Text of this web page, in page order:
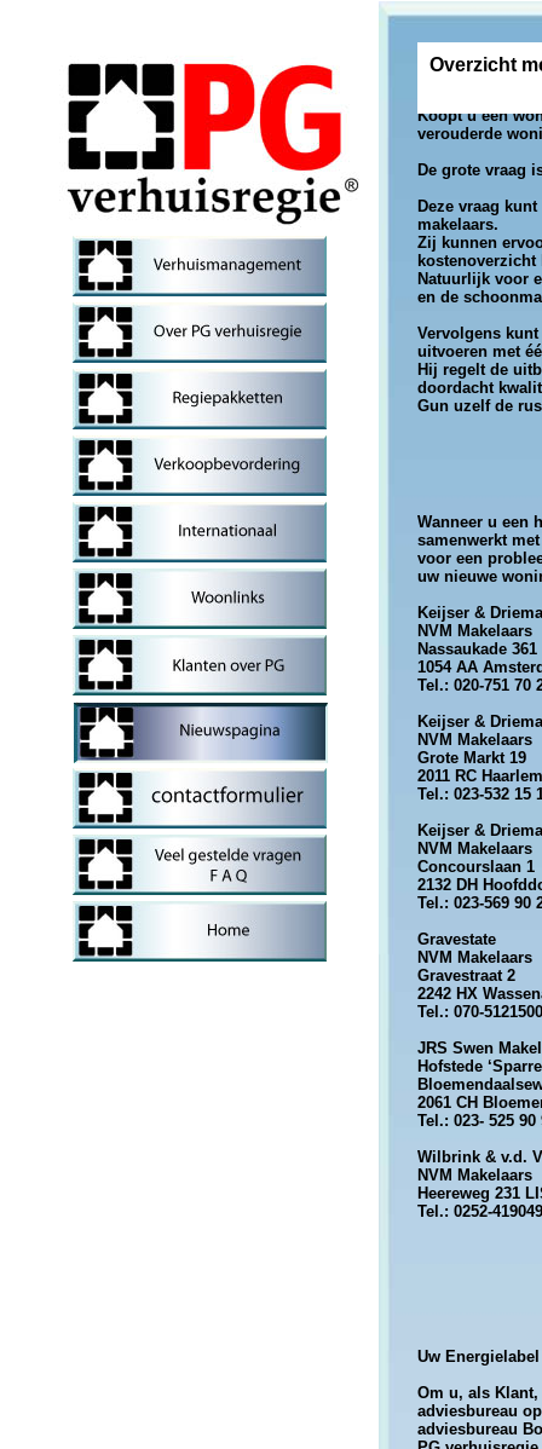
Koopt u een
verouderde
De grote vraag
Deze vraag
makelaars.
Zij kunnen
kostenoverzicht
Natuurlijk voor
en de
Vervolgens
uitvoeren met
Hij regelt de
doordacht
Gun uzelf de
Uw
Om u, als
adviesbureau
adviesbureau
Wanneer u een
samenwerkt
voor een
uw nieuwe
Keijser &
NVM Makelaars
Nassaukade 361
1054 AA
Tel.: 020-751 70
Keijser &
NVM Makelaars
Grote Markt 19
2011 RC Haarlem
Tel.: 023-532 15
Keijser &
NVM Makelaars
Concourslaan 1
2132 DH
Tel.: 023-569 90
Gravestate
NVM Makelaars
Gravestraat 2
2242 HX
Tel.: 070-5121500
JRS Swen
Hofstede
2061 CH
Tel.: 023- 525 90
Wilbrink & v.d.
NVM Makelaars
Heereweg 231
Tel.: 0252-419049
Overzicht